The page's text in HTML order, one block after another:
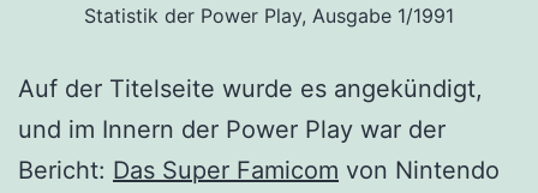
Statistik der Power Play, Ausgabe 1/1991
Auf der Titelseite wurde es angekündigt,
und im Innern der Power Play war der
Bericht: Das Super Famicom von Nintendo